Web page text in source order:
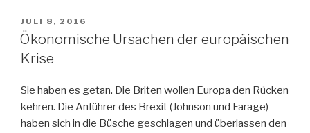
VERÖFFENTLICHT
AM
JULI 8, 2016
Ökonomische Ursachen der europäischen
Krise
Sie haben es getan. Die Briten wollen Europa den Rücken
kehren. Die Anführer des Brexit (Johnson und Farage)
haben sich in die Büsche geschlagen und überlassen den